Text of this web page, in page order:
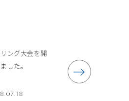
ング大会を開
した。